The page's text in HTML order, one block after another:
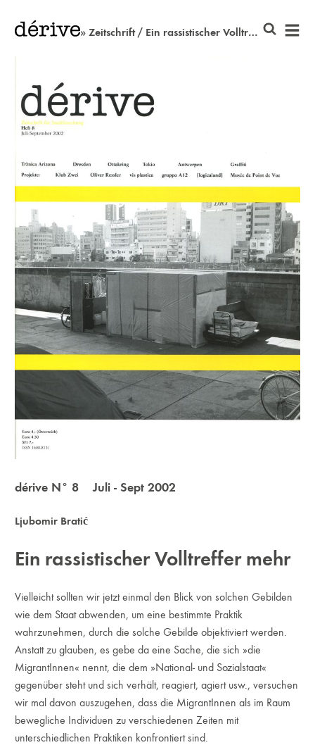
» Zeitschrift / Ein rassistischer Volltreffer mehr
dérive N° 8 Juli - Sept 2002
Ljubomir Bratić
Ein rassistischer Volltreffer mehr
Vielleicht sollten wir jetzt einmal den Blick von solchen Gebilden
wie dem Staat abwenden, um eine bestimmte Praktik
wahrzunehmen, durch die solche Gebilde objektiviert werden.
Anstatt zu glauben, es gebe da eine Sache, die sich »die
MigrantInnen« nennt, die dem »National- und Sozialstaat«
gegenüber steht und sich verhält, reagiert, agiert usw., versuchen
wir mal davon auszugehen, dass die MigrantInnen als im Raum
bewegliche Individuen zu verschiedenen Zeiten mit
unterschiedlichen Praktiken konfrontiert sind.